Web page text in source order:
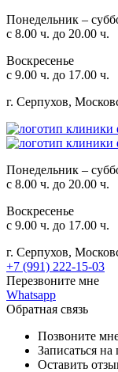
Понедельник –
с 8.00 ч. до 20.00 ч.
Воскресенье
с 9.00 ч. до 17.00 ч.
г. Серпухов,
Понедельник –
с 8.00 ч. до 20.00 ч.
Воскресенье
с 9.00 ч. до 17.00 ч.
г. Серпухов,
+7 (991) 222-15-03
Перезвоните мне
Whatsapp
Обратная связь
Позвоните
Записаться
Оставить